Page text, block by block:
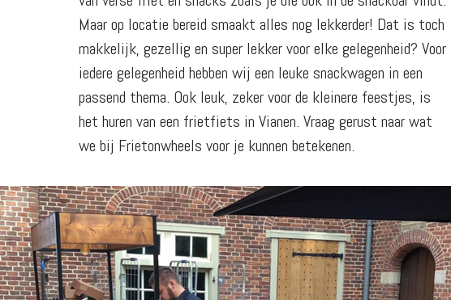
Maar op locatie bereid smaakt alles nog lekkerder! Dat is toch
makkelijk, gezellig en super lekker voor elke gelegenheid? Voor
iedere gelegenheid hebben wij een leuke snackwagen in een
passend thema. Ook leuk, zeker voor de kleinere feestjes, is
het huren van een frietfiets in Vianen. Vraag gerust naar wat
we bij Frietonwheels voor je kunnen betekenen.